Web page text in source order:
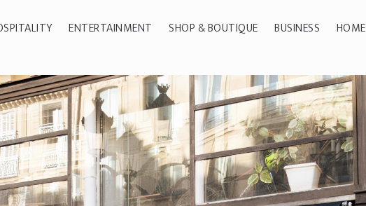
ENTERTAINMENT SHOP & BOUTIQUE BUSINESS HOME